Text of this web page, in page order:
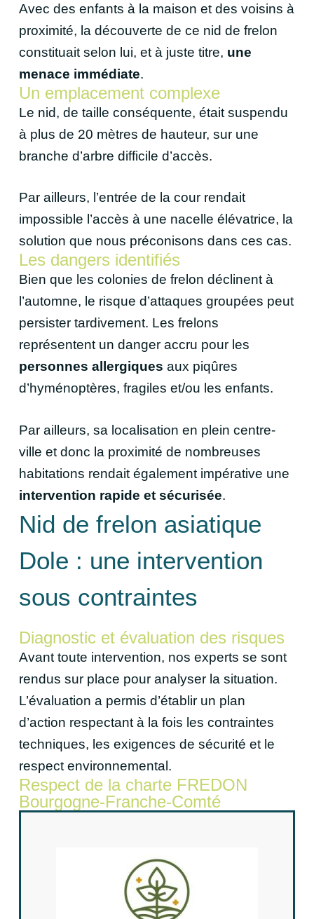
Avec des enfants à la maison et des voisins à
proximité, la découverte de ce nid de frelon
constituait selon lui, et à juste titre, une
menace immédiate.
Un emplacement complexe
Le nid, de taille conséquente, était suspendu
à plus de 20 mètres de hauteur, sur une
branche d’arbre difficile d’accès.
Par ailleurs, l’entrée de la cour rendait
impossible l’accès à une nacelle élévatrice, la
solution que nous préconisons dans ces cas.
Les dangers identifiés
Bien que les colonies de frelon déclinent à
l’automne, le risque d’attaques groupées peut
persister tardivement. Les frelons
représentent un danger accru pour les
personnes allergiques aux piqûres
d’hyménoptères, fragiles et/ou les enfants.
Par ailleurs, sa localisation en plein centre-
ville et donc la proximité de nombreuses
habitations rendait également impérative une
intervention rapide et sécurisée.
Nid de frelon asiatique
Dole : une intervention
sous contraintes
Diagnostic et évaluation des risques
Avant toute intervention, nos experts se sont
rendus sur place pour analyser la situation.
L’évaluation a permis d’établir un plan
d’action respectant à la fois les contraintes
techniques, les exigences de sécurité et le
respect environnemental.
Respect de la charte FREDON
Bourgogne-Franche-Comté